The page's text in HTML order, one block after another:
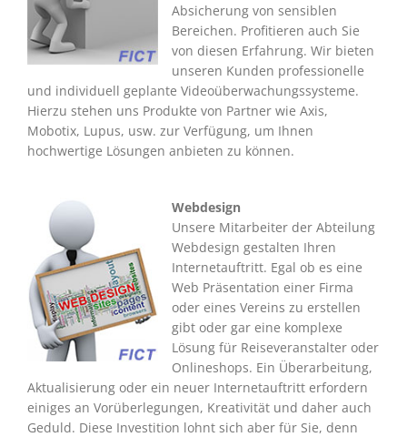
Absicherung von sensiblen
Bereichen. Profitieren auch Sie
von diesen Erfahrung. Wir bieten
unseren Kunden professionelle
und individuell geplante Videoüberwachungssysteme.
Hierzu stehen uns Produkte von Partner wie Axis,
Mobotix, Lupus, usw. zur Verfügung, um Ihnen
hochwertige Lösungen anbieten zu können.
Webdesign
Unsere Mitarbeiter der Abteilung
Webdesign gestalten Ihren
Internetauftritt. Egal ob es eine
Web Präsentation einer Firma
oder eines Vereins zu erstellen
gibt oder gar eine komplexe
Lösung für Reiseveranstalter oder
Onlineshops. Ein Überarbeitung,
Aktualisierung oder ein neuer Internetauftritt erfordern
einiges an Vorüberlegungen, Kreativität und daher auch
Geduld. Diese Investition lohnt sich aber für Sie, denn